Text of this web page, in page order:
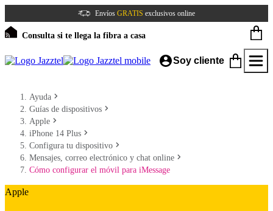
Envíos GRATIS exclusivos online
Consulta si te llega la fibra a casa
Soy cliente
Ayuda
Guías de dispositivos
Apple
iPhone 14 Plus
Configura tu dispositivo
Mensajes, correo electrónico y chat online
Cómo configurar el móvil para iMessage
Apple